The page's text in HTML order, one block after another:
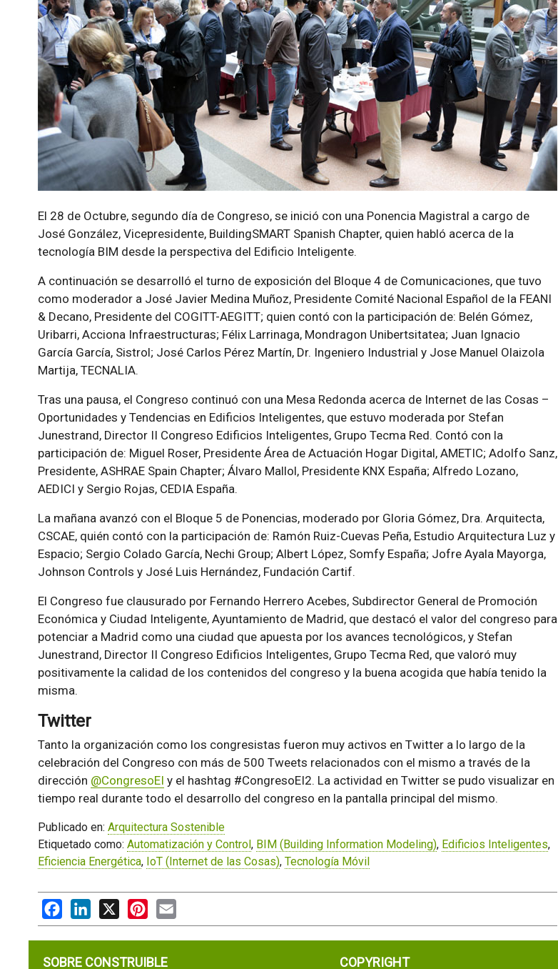
El 28 de Octubre, segundo día de Congreso, se inició con una Ponencia Magistral a cargo de
José González, Vicepresidente, BuildingSMART Spanish Chapter, quien habló acerca de la
tecnología BIM desde la perspectiva del Edificio Inteligente.
A continuación se desarrolló el turno de exposición del Bloque 4 de Comunicaciones, que tuvo
como moderador a José Javier Medina Muñoz, Presidente Comité Nacional Español de la FEANI
& Decano, Presidente del COGITT-AEGITT; quien contó con la participación de: Belén Gómez,
Uribarri, Acciona Infraestructuras; Félix Larrinaga, Mondragon Unibertsitatea; Juan Ignacio
García García, Sistrol; José Carlos Pérez Martín, Dr. Ingeniero Industrial y Jose Manuel Olaizola
Martija, TECNALIA.
Tras una pausa, el Congreso continuó con una Mesa Redonda acerca de Internet de las Cosas –
Oportunidades y Tendencias en Edificios Inteligentes, que estuvo moderada por Stefan
Junestrand, Director II Congreso Edificios Inteligentes, Grupo Tecma Red. Contó con la
participación de: Miguel Roser, Presidente Área de Actuación Hogar Digital, AMETIC; Adolfo Sanz,
Presidente, ASHRAE Spain Chapter; Álvaro Mallol, Presidente KNX España; Alfredo Lozano,
AEDICI y Sergio Rojas, CEDIA España.
La mañana avanzó con el Bloque 5 de Ponencias, moderado por Gloria Gómez, Dra. Arquitecta,
CSCAE, quién contó con la participación de: Ramón Ruiz-Cuevas Peña, Estudio Arquitectura Luz y
Espacio; Sergio Colado García, Nechi Group; Albert López, Somfy España; Jofre Ayala Mayorga,
Johnson Controls y José Luis Hernández, Fundación Cartif.
El Congreso fue clausurado por Fernando Herrero Acebes, Subdirector General de Promoción
Económica y Ciudad Inteligente, Ayuntamiento de Madrid, que destacó el valor del congreso para
potenciar a Madrid como una ciudad que apuesta por los avances tecnológicos, y Stefan
Junestrand, Director II Congreso Edificios Inteligentes, Grupo Tecma Red, que valoró muy
positivamente la calidad de los contenidos del congreso y la buena acogida que había tenido la
misma.
Twitter
Tanto la organización como los congresistas fueron muy activos en Twitter a lo largo de la
celebración del Congreso con más de 500 Tweets relacionados con el mismo a través de la
dirección @CongresoEI y el hashtag #CongresoEI2. La actividad en Twitter se pudo visualizar en
tiempo real durante todo el desarrollo del congreso en la pantalla principal del mismo.
Publicado en: Arquitectura Sostenible
Etiquetado como: Automatización y Control, BIM (Building Information Modeling), Edificios Inteligentes,
Eficiencia Energética, IoT (Internet de las Cosas), Tecnología Móvil
FacebookLinkedIn
X PinterestEmail
SOBRE CONSTRUIBLE COPYRIGHT